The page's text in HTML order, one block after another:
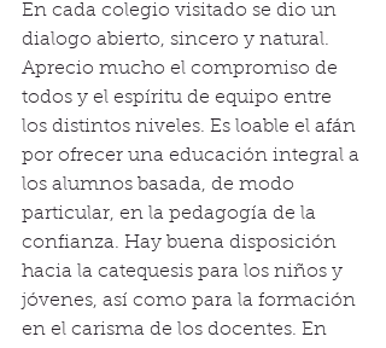
En cada colegio visitado se dio un
dialogo abierto, sincero y natural.
Aprecio mucho el compromiso de
todos y el espíritu de equipo entre
los distintos niveles. Es loable el afán
por ofrecer una educación integral a
los alumnos basada, de modo
particular, en la pedagogía de la
confianza. Hay buena disposición
hacia la catequesis para los niños y
jóvenes, así como para la formación
en el carisma de los docentes. En